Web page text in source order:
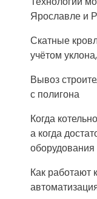
Ярославле и
Скатные
учётом
Вывоз
с полигона
Когда
а когда
оборудования
Как работают